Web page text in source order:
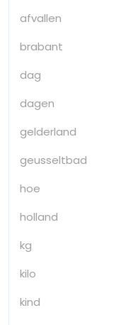
afvallen
brabant
dag
dagen
gelderland
geusseltbad
hoe
holland
kg
kilo
kind